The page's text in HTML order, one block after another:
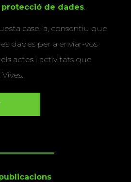
de dades
casella, consentiu que
dades per a enviar-vos
actes i activitats que